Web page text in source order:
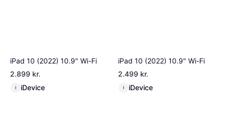
iPad 10 (2022) 10.9" Wi-Fi
2.899 kr.
I iDevice
iPad 10 (2022) 10.9" Wi-Fi
2.499 kr.
I iDevice